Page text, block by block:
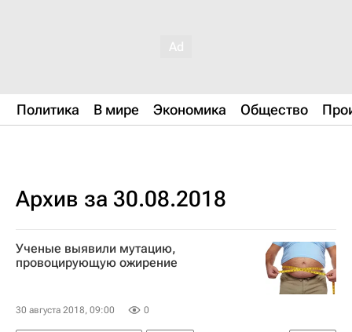
Политика В мире Экономика Общество
Архив за 30.08.2018
Ученые выявили мутацию,
провоцирующую ожирение
30 августа 2018, 09:00 0